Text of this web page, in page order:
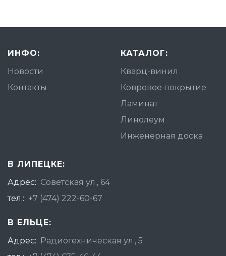
ИНФО:
Новости
Контакты
КАТАЛОГ:
Кварц-винил
Ковровое покрытие
Ламинат
Линолеум
Инженерная доска
В ЛИПЕЦКЕ:
Адрес: Советская ул., 64
тел.: +7 (474) 222-60-67
В ЕЛЬЦЕ:
Адрес: Радиотехническая ул., 5